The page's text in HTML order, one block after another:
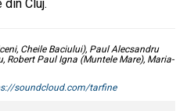
Cluj.
Cheile Baciului), Paul Alecsandru
Robert Paul Igna (Muntele Mare), Maria-
soundcloud.com/tarfine